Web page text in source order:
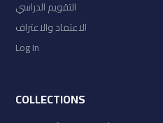
التقويم الدراسي
الاعتماد والاعتراف
Log In
COLLECTIONS